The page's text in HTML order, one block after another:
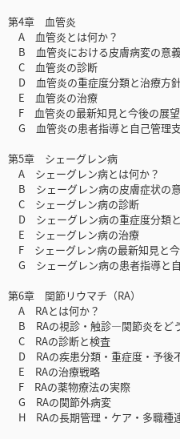
第4章 血管炎
A 血管炎とは何か？
B 血管炎における皮膚病変の意
C 血管炎の診断
D 血管炎の重症度分類と治療方
E 血管炎の治療
F 血管炎の最新知見と今後の展望
G 血管炎の患者指導と自己管理
第5章 シェーグレン病
A シェーグレン病とは何か？
B シェーグレン病の皮膚症状の
C シェーグレン病の診断
D シェーグレン病の重症度分類
E シェーグレン病の治療
F シェーグレン病の最新知見と
G シェーグレン病の患者指導と
第6章 関節リウマチ（RA）
A RAとは何か？
B RAの視診・触診―関節炎をど
C RAの診断と検査
D RAの疾患分類・重症度・予後
E RAの治療戦略
F RAの薬物療法の実際
G RAの関節外病変
H RAの長期管理・ケア・多職種